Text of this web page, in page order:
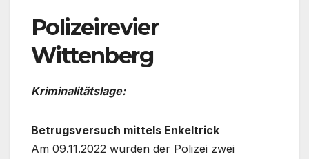
Polizeirevier
Wittenberg
Kriminalitätslage:
Betrugsversuch mittels Enkeltrick
Am 09.11.2022 wurden der Polizei zwei